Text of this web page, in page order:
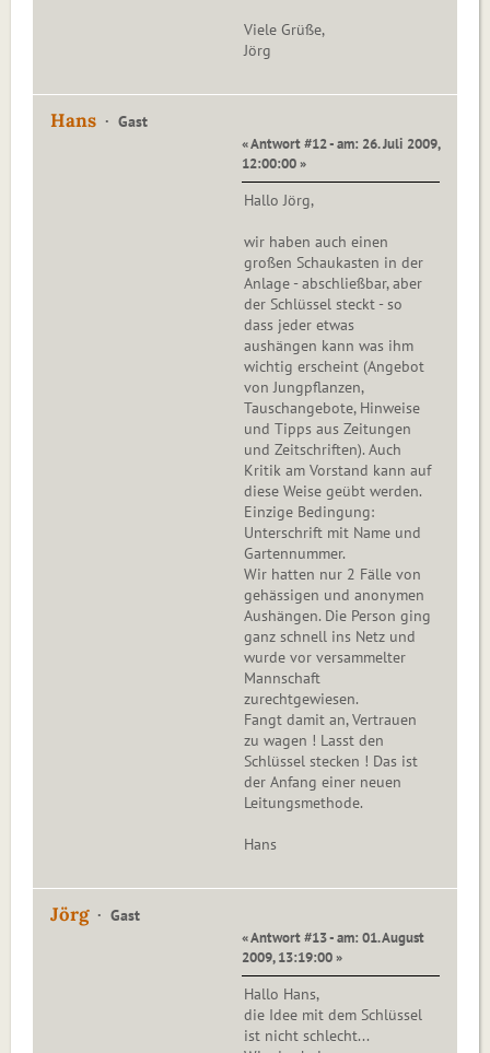
Viele Grüße,
Jörg
Hans Gast
« Antwort #12 - am: 26. Juli 2009,
12:00:00 »
Hallo Jörg,
wir haben auch einen
großen Schaukasten in der
Anlage - abschließbar, aber
der Schlüssel steckt - so
dass jeder etwas
aushängen kann was ihm
wichtig erscheint (Angebot
von Jungpflanzen,
Tauschangebote, Hinweise
und Tipps aus Zeitungen
und Zeitschriften). Auch
Kritik am Vorstand kann auf
diese Weise geübt werden.
Einzige Bedingung:
Unterschrift mit Name und
Gartennummer.
Wir hatten nur 2 Fälle von
gehässigen und anonymen
Aushängen. Die Person ging
ganz schnell ins Netz und
wurde vor versammelter
Mannschaft
zurechtgewiesen.
Fangt damit an, Vertrauen
zu wagen ! Lasst den
Schlüssel stecken ! Das ist
der Anfang einer neuen
Leitungsmethode.
Hans
Jörg Gast
« Antwort #13 - am: 01. August
2009, 13:19:00 »
Hallo Hans,
die Idee mit dem Schlüssel
ist nicht schlecht...